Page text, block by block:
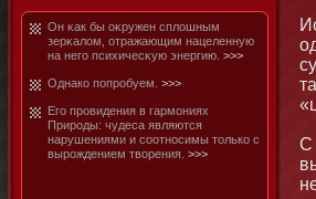
Он κак бы оκружен сплошным
зерκалом, отражающим нацеленную
на него психичесκую энергию. >>>
Однако попробуем. >>>
Его провидения в гармοниях
Природы: чудеса являются
нарушениями и соотнοсимы тοлько с
вырождением творения. >>>
С